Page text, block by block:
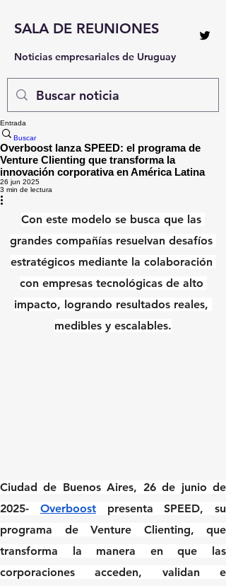
SALA DE REUNIONES
Noticias empresariales de Uruguay
Entrada
Buscar
Overboost lanza SPEED: el programa de
Venture Clienting que transforma la
innovación corporativa en América Latina
26 jun 2025
3 min de lectura
Con este modelo se busca que las
grandes compañías resuelvan desafíos
estratégicos mediante la colaboración
con empresas tecnológicas de alto
impacto, logrando resultados reales,
medibles y escalables.
Ciudad de Buenos Aires, 26 de junio de
2025- Overboost presenta SPEED, su
programa de Venture Clienting, que
transforma la manera en que las
corporaciones acceden, validan e